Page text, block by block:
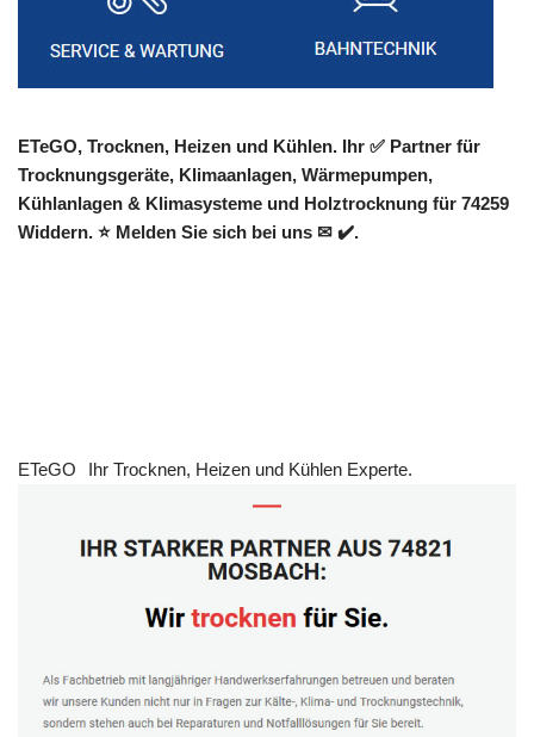
ETeGO, Trocknen, Heizen und Kühlen. Ihr ✅ Partner für
Trocknungsgeräte, Klimaanlagen, Wärmepumpen,
Kühlanlagen & Klimasysteme und Holztrocknung für 74259
Widdern. ⭐ Melden Sie sich bei uns ✉ ✔️.
ETeGO Ihr Trocknen, Heizen und Kühlen Experte.